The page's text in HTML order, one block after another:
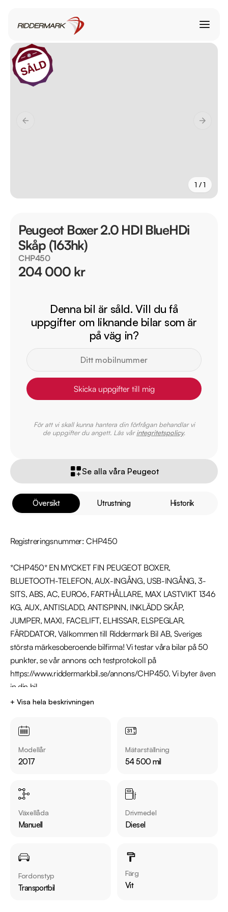
1 / 1
Översikt Utrustning Historik
Registreringsnummer: CHP450
*CHP450* EN MYCKET FIN PEUGEOT BOXER,
BLUETOOTH-TELEFON, AUX-INGÅNG, USB-INGÅNG, 3-
SITS, ABS, AC, EURO6, FARTHÅLLARE, MAX LASTVIKT 1346
KG, AUX, ANTISLADD, ANTISPINN, INKLÄDD SKÅP,
JUMPER, MAXI, FACELIFT, ELHISSAR, ELSPEGLAR,
FÄRDDATOR, Välkommen till Riddermark Bil AB, Sveriges
största märkesoberoende bilfirma! Vi testar våra bilar på 50
punkter, se vår annons och testprotokoll på
https://www.riddermarkbil.se/annons/CHP450. Vi byter även
in din bil.
+ Visa hela beskrivningen
Modellår
2017
Mätarställning
54 500 mil
Växellåda
Manuell
Drivmedel
Diesel
Fordonstyp
Transportbil
Färg
Vit
Peugeot Boxer 2.0 HDI BlueHDi
Skåp (163hk)
CHP450
204 000 kr
Denna bil är såld. Vill du få
uppgifter om liknande bilar som är
på väg in?
Skicka uppgifter till mig
För att vi skall kunna hantera din förfrågan behandlar vi
de uppgifter du angett. Läs vårintegritetspolicy.
Se alla våra Peugeot